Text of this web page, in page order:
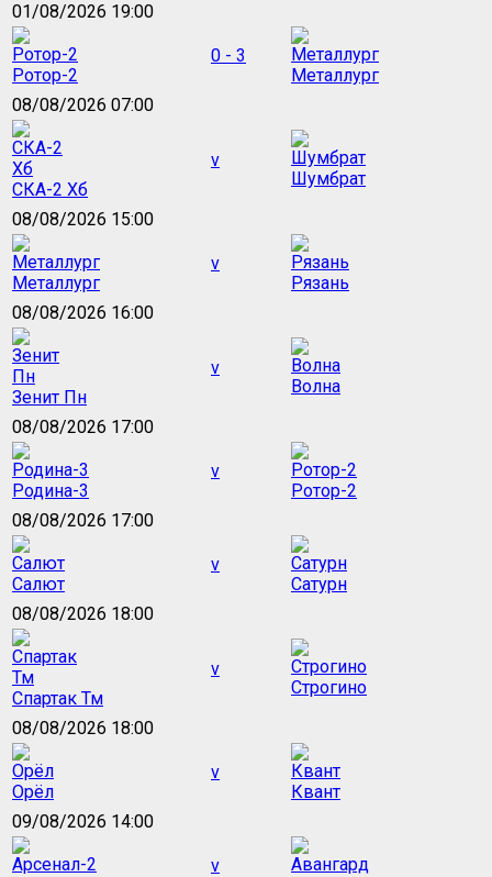
01/08/2026 19:00
Ротор-2
0 - 3
Металлург
08/08/2026 07:00
СКА-2 Хб
v
Шумбрат
08/08/2026 15:00
Металлург
v
Рязань
08/08/2026 16:00
Зенит Пн
v
Волна
08/08/2026 17:00
Родина-3
v
Ротор-2
08/08/2026 17:00
Салют
v
Сатурн
08/08/2026 18:00
Спартак Тм
v
Строгино
08/08/2026 18:00
Орёл
v
Квант
09/08/2026 14:00
v